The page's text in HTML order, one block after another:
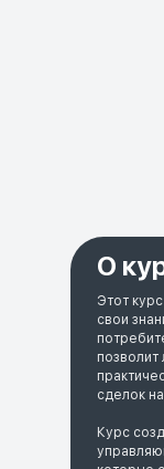
О
Этот
свои
сделок
Курс